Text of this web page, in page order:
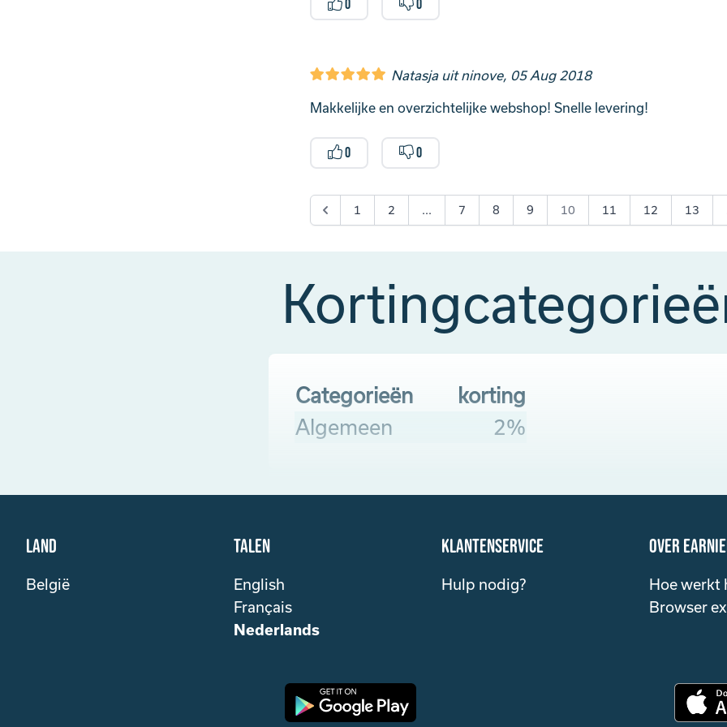
0 0
Natasja uit ninove, 05 Aug 2018
Makkelijke en overzichtelijke webshop! Snelle levering!
0 0
1 2 ... 7 8 9 10 11 12 13
Categorieën
korting
Algemeen
2%
Land
België
Talen
English
Français
Nederlands
klantenservice
Hulp nodig?
over
Hoe werkt
Browser